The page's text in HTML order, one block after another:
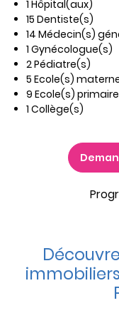
1 Hôpital(aux)
15 Dentiste(s)
14 Médecin(s)
1 Gynécologue(s)
2 Pédiatre(s)
5 Ecole(s)
9 Ecole(s) primaire
1 Collège(s)